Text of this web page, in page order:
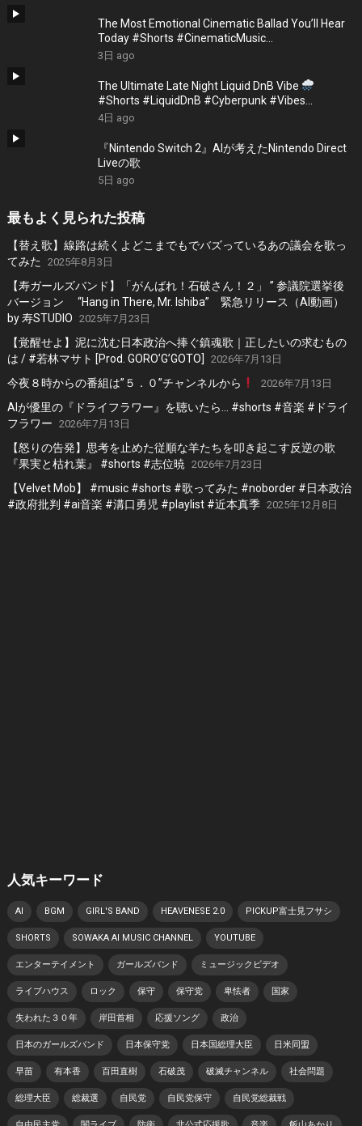
The Most Emotional Cinematic Ballad You’ll Hear
Today #Shorts #CinematicMusic
#EmotionalVibes #Piano
3日 ago
The Ultimate Late Night Liquid DnB Vibe
#Shorts #LiquidDnB #Cyberpunk #Vibes
#ElectronicMusic
4日 ago
『Nintendo Switch 2』AIが考えたNintendo Direct
Liveの歌
5日 ago
最もよく見られた投稿
【替え歌】線路は続くよどこまでもでバズっているあの議会を歌っ
てみた
2025年8月3日
【寿ガールズバンド】「がんばれ！石破さん！２」 ” 参議院選挙後
バージョン “Hang in There, Mr. Ishiba” 緊急リリース（AI動画）
by 寿STUDIO 2025年7月23日
【覚醒せよ】泥に沈む日本政治へ捧ぐ鎮魂歌｜正したいの求むもの
は / #若林マサト [Prod. GORO’G’GOTO]
2026年7月13日
今夜８時からの番組は”５．０”チャンネルから 2026年7月13日
AIが優里の『ドライフラワー』を聴いたら… #shorts #音楽 #ドライ
フラワー 2026年7月13日
【怒りの告発】思考を止めた従順な羊たちを叩き起こす反逆の歌
『果実と枯れ葉』 #shorts #志位暁 2026年7月23日
【Velvet Mob】 #music #shorts #歌ってみた #noborder #日本政治
#政府批判 #ai音楽 #溝口勇児 #playlist #近本真季 2025年12月8日
人気キーワード
AI BGM GIRL'S BAND HEAVENESE 2.0 PICKUP富士見フサシ
SHORTS SOWAKA AI MUSIC CHANNEL YOUTUBE
エンターテイメント ガールズバンド ミュージックビデオ
ライブハウス ロック 保守 保守党 卑怯者 国家
失われた３０年 岸田首相 応援ソング 政治
日本のガールズバンド 日本保守党 日本国総理大臣 日米同盟
早苗 有本香 百田直樹 石破茂 破滅チャンネル 社会問題
総理大臣 総裁選 自民党 自民党保守 自民党総裁戦